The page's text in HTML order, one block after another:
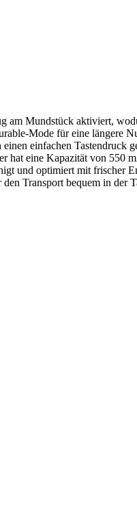
Mundstück aktiviert,
Mode für eine längere
einfachen
hat eine Kapazität von 550
und optimiert mit frischer
Transport bequem in der